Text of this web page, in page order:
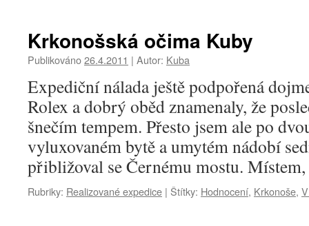
Krkonošská očima Kuby
Publikováno26.4.2011 | Autor: Kuba
Expediční nálada ještě podpořená
Rolex a dobrý oběd znamenaly, že
šnečím tempem. Přesto jsem ale po
vyluxovaném bytě a umytém nádobí
přibližoval se Černému mostu.
Rubriky: Realizované expedice | Štítky: Hodnocení, Krkonoše,